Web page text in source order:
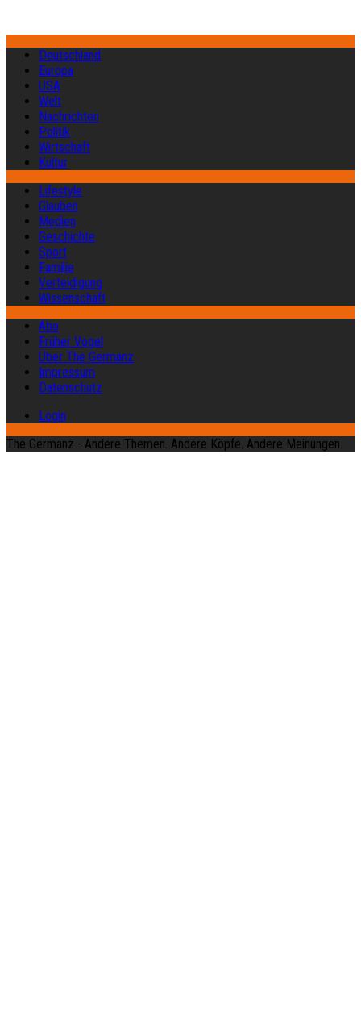
Deutschland
Europa
USA
Welt
Nachrichten
Politik
Wirtschaft
Kultur
Lifestyle
Glauben
Medien
Geschichte
Sport
Familie
Verteidigung
Wissenschaft
Abo
Früher Vogel
Über The Germanz
Impressum
Datenschutz
Login
The Germanz - Andere Themen. Andere Köpfe. Andere Meinungen.